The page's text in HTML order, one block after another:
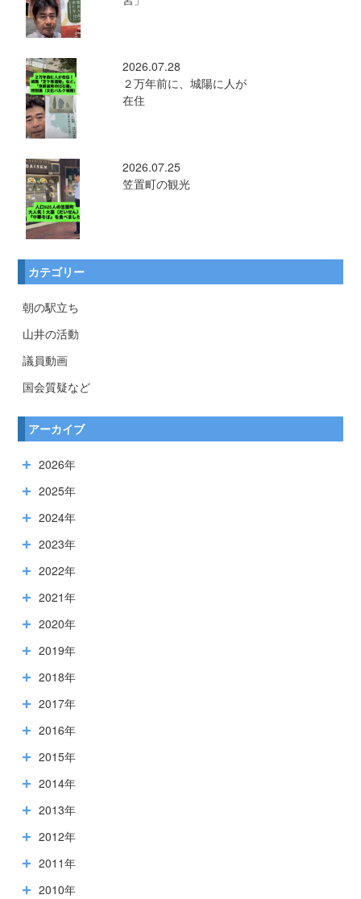
2026.07.28
２万年前に、城陽に人が
在住
2026.07.25
笠置町の観光
カテゴリー
朝の駅立ち
山井の活動
議員動画
国会質疑など
アーカイブ
2026年
2025年
2024年
2023年
2022年
2021年
2020年
2019年
2018年
2017年
2016年
2015年
2014年
2013年
2012年
2011年
2010年